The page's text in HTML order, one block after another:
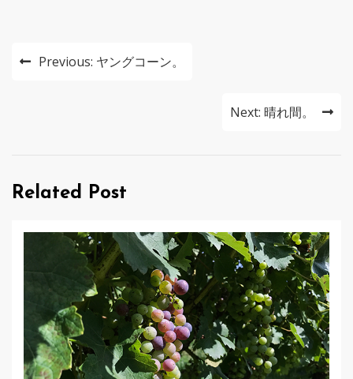
投
ー
Previous: ヤングコーン。
Next: 晴れ間。
Related Post